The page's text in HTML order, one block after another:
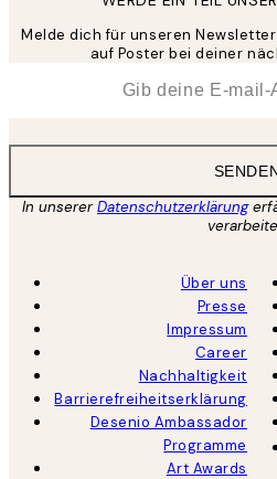
Melde dich für unseren
auf Poster bei deiner
In unsererDatenschutzerklärung
Über uns
Presse
Impressum
Career
Nachhaltigkeit
Barrierefreiheitserklärung
Desenio Ambassador
Programme
Art Awards